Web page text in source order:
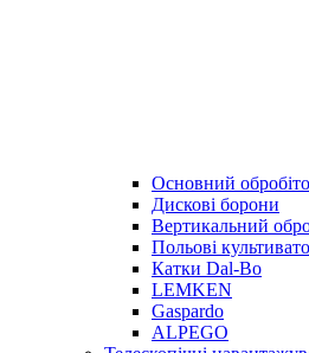
Основний
Дискові борони
Вертикальний
Польові
Катки Dal-Bo
LEMKEN
Gaspardo
ALPEGO